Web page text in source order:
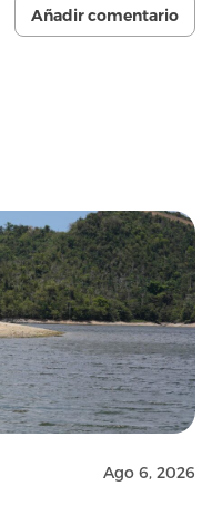
Añadir comentario
Ago 6, 2026